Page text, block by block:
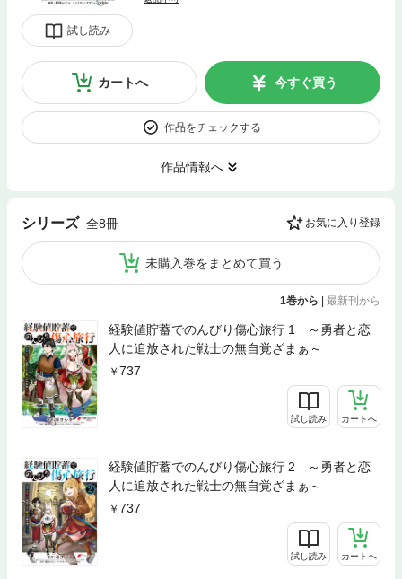
試し読み
カートへ 今すぐ買う
作品をチェックする
作品情報へ
シリーズ 全8冊 お気に入り登録
未購入巻をまとめて買う
1巻から | 最新刊から
経験値貯蓄でのんびり傷心旅行 1 ～勇者と恋
人に追放された戦士の無自覚ざまぁ～
737
試し読み カートへ
経験値貯蓄でのんびり傷心旅行 2 ～勇者と恋
人に追放された戦士の無自覚ざまぁ～
737
試し読み カートへ